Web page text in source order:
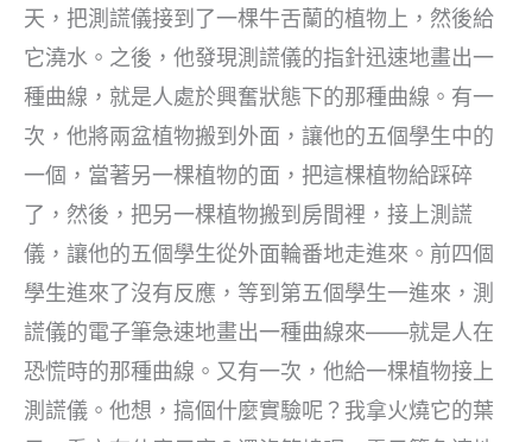
天，把測謊儀接到了一棵牛舌蘭的植物上，然後給
它澆水。之後，他發現測謊儀的指針迅速地畫出一
種曲線，就是人處於興奮狀態下的那種曲線。有一
次，他將兩盆植物搬到外面，讓他的五個學生中的
一個，當著另一棵植物的面，把這棵植物給踩碎
了，然後，把另一棵植物搬到房間裡，接上測謊
儀，讓他的五個學生從外面輪番地走進來。前四個
學生進來了沒有反應，等到第五個學生一進來，測
謊儀的電子筆急速地畫出一種曲線來——就是人在
恐慌時的那種曲線。又有一次，他給一棵植物接上
測謊儀。他想，搞個什麼實驗呢？我拿火燒它的葉